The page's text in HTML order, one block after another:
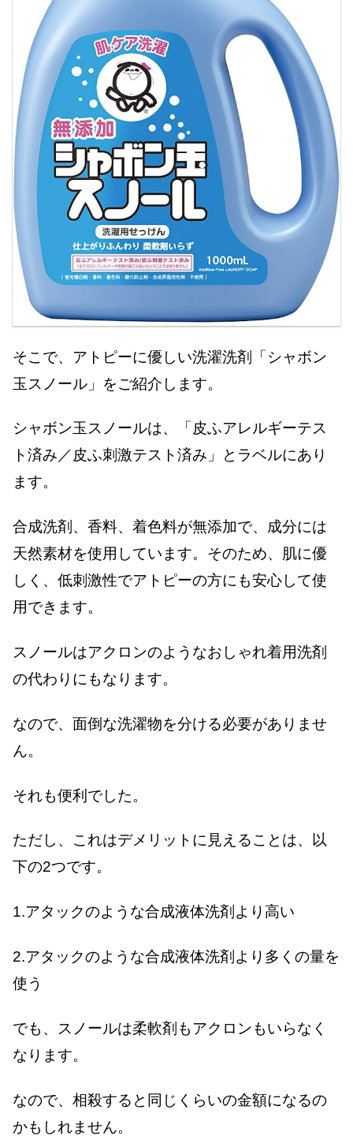
そこで、アトピーに優しい洗濯洗剤「シャボン
玉スノール」をご紹介します。
シャボン玉スノールは、「皮ふアレルギーテス
ト済み／皮ふ刺激テスト済み」とラベルにあり
ます。
合成洗剤、香料、着色料が無添加で、成分には
天然素材を使用しています。そのため、肌に優
しく、低刺激性でアトピーの方にも安心して使
用できます。
スノールはアクロンのようなおしゃれ着用洗剤
の代わりにもなります。
なので、面倒な洗濯物を分ける必要がありませ
ん。
それも便利でした。
ただし、これはデメリットに見えることは、以
下の2つです。
1.アタックのような合成液体洗剤より高い
2.アタックのような合成液体洗剤より多くの量を
使う
でも、スノールは柔軟剤もアクロンもいらなく
なります。
なので、相殺すると同じくらいの金額になるの
かもしれません。